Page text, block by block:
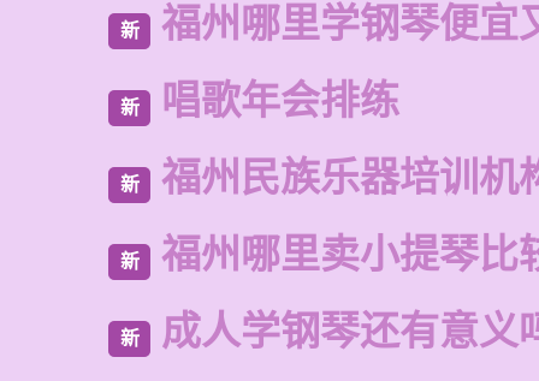
新 福州哪里学钢琴便宜
新 唱歌年会排练
新 福州民族乐器培训机
新 福州哪里卖小提琴比
新 成人学钢琴还有意义